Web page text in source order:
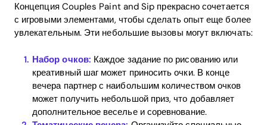
Концепция Couples Paint and Sip прекрасно сочетается
с игровыми элементами, чтобы сделать опыт еще более
увлекательным. Эти небольшие вызовы могут включать:
Набор очков: Каждое задание по рисованию или
креативный шаг может приносить очки. В конце
вечера партнер с наибольшим количеством очков
может получить небольшой приз, что добавляет
дополнительное веселье и соревнование.